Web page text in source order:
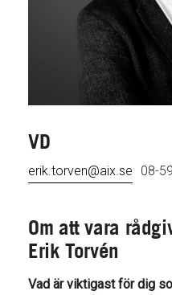
VD
erik.torven@aix.se 08-
Om att vara
Erik Torvén
Vad är viktigast för dig